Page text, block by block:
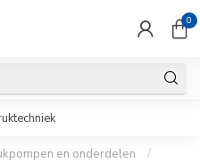
0
en onderdelen
/